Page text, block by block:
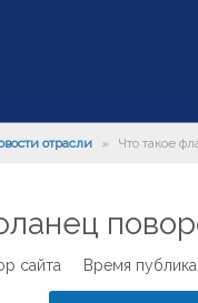
отрасли » Что такое
сайта Время